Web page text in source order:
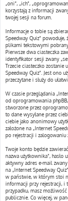
„oni”, „ich”,
korzystają z informacji
twojej sesji na forum.
Informacje o tobie są
Speedway Quiz” powoduje,
plikami tekstowymi
Pierwsze dwa ciasteczka
identyfikator sesji zwany
Trzecie ciasteczko zostanie
Speedway Quiz”. Jest ono
przeczytane i służy do
W czasie przeglądania
od oprogramowania
stworzone przez
to dane wysyłane przez
ciebie jako anonimowy
założone na „Internet
po rejestracji i zalogowaniu
Twoje konto będzie
nazwa użytkownika”, hasło
aktywny adres e-mail
na „Internet Speedway
w państwie, w którym stoi
informacji przy rejestracji, i
przypadku, masz
publicznie. Co więcej, w